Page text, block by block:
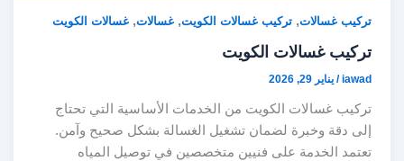
تركيب غسالات,تركيب غسالات الكويت,غسالات,غسالات الكويت
تركيب غسالات الكويت
iawad
/يناير 29, 2026
تركيب غسالات الكويت من الخدمات الأساسية التي تحتاج
إلى دقة وخبرة لضمان تشغيل الغسالة بشكل صحيح وآمن.
تعتمد الخدمة على فنيين متخصصين في توصيل المياه